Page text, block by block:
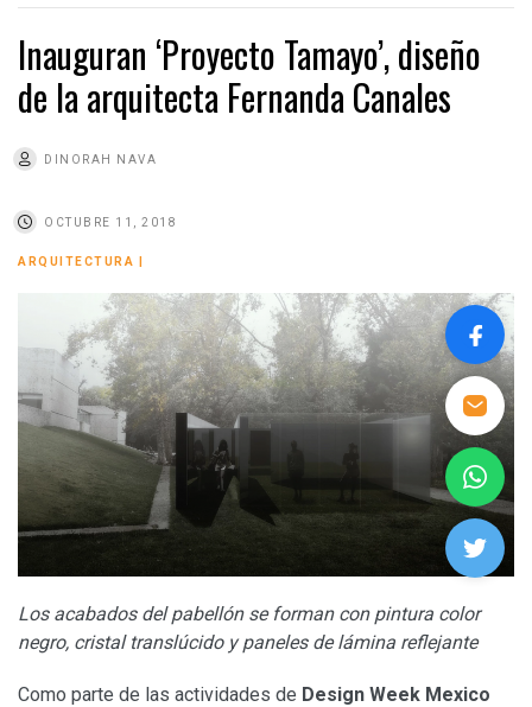
Inauguran ‘Proyecto Tamayo’, diseño
de la arquitecta Fernanda Canales
DINORAH NAVA
OCTUBRE 11, 2018
ARQUITECTURA
Los acabados del pabellón se forman con pintura color
negro, cristal translúcido y paneles de lámina reflejante
Como parte de las actividades de Design Week Mexico